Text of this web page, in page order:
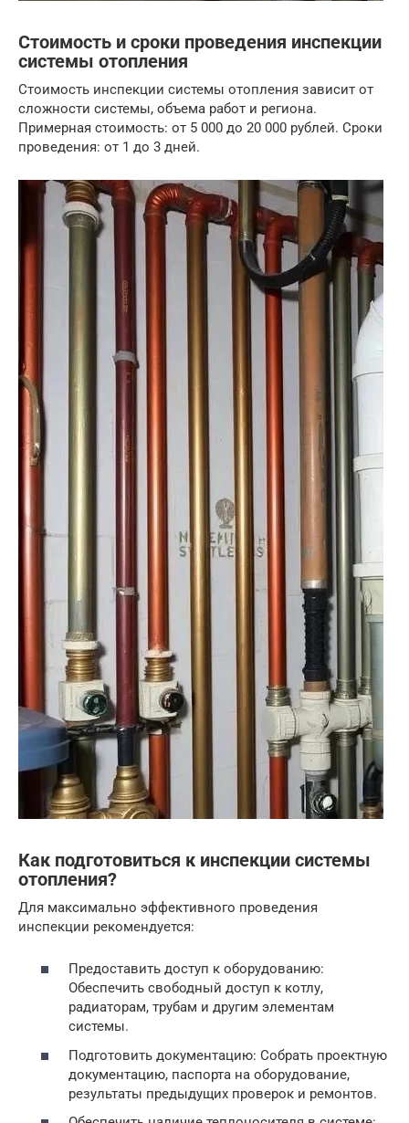
Стоимость и сроки проведения инспекции
системы отопления
Стоимость инспекции системы отопления зависит от
сложности системы, объема работ и региона.
Примерная стоимость: от 5 000 до 20 000 рублей. Сроки
проведения: от 1 до 3 дней.
Как подготовиться к инспекции системы
отопления?
Для максимально эффективного проведения
инспекции рекомендуется:
Предоставить доступ к оборудованию:
Обеспечить свободный доступ к котлу,
радиаторам, трубам и другим элементам
системы.
Подготовить документацию: Собрать проектную
документацию, паспорта на оборудование,
результаты предыдущих проверок и ремонтов.